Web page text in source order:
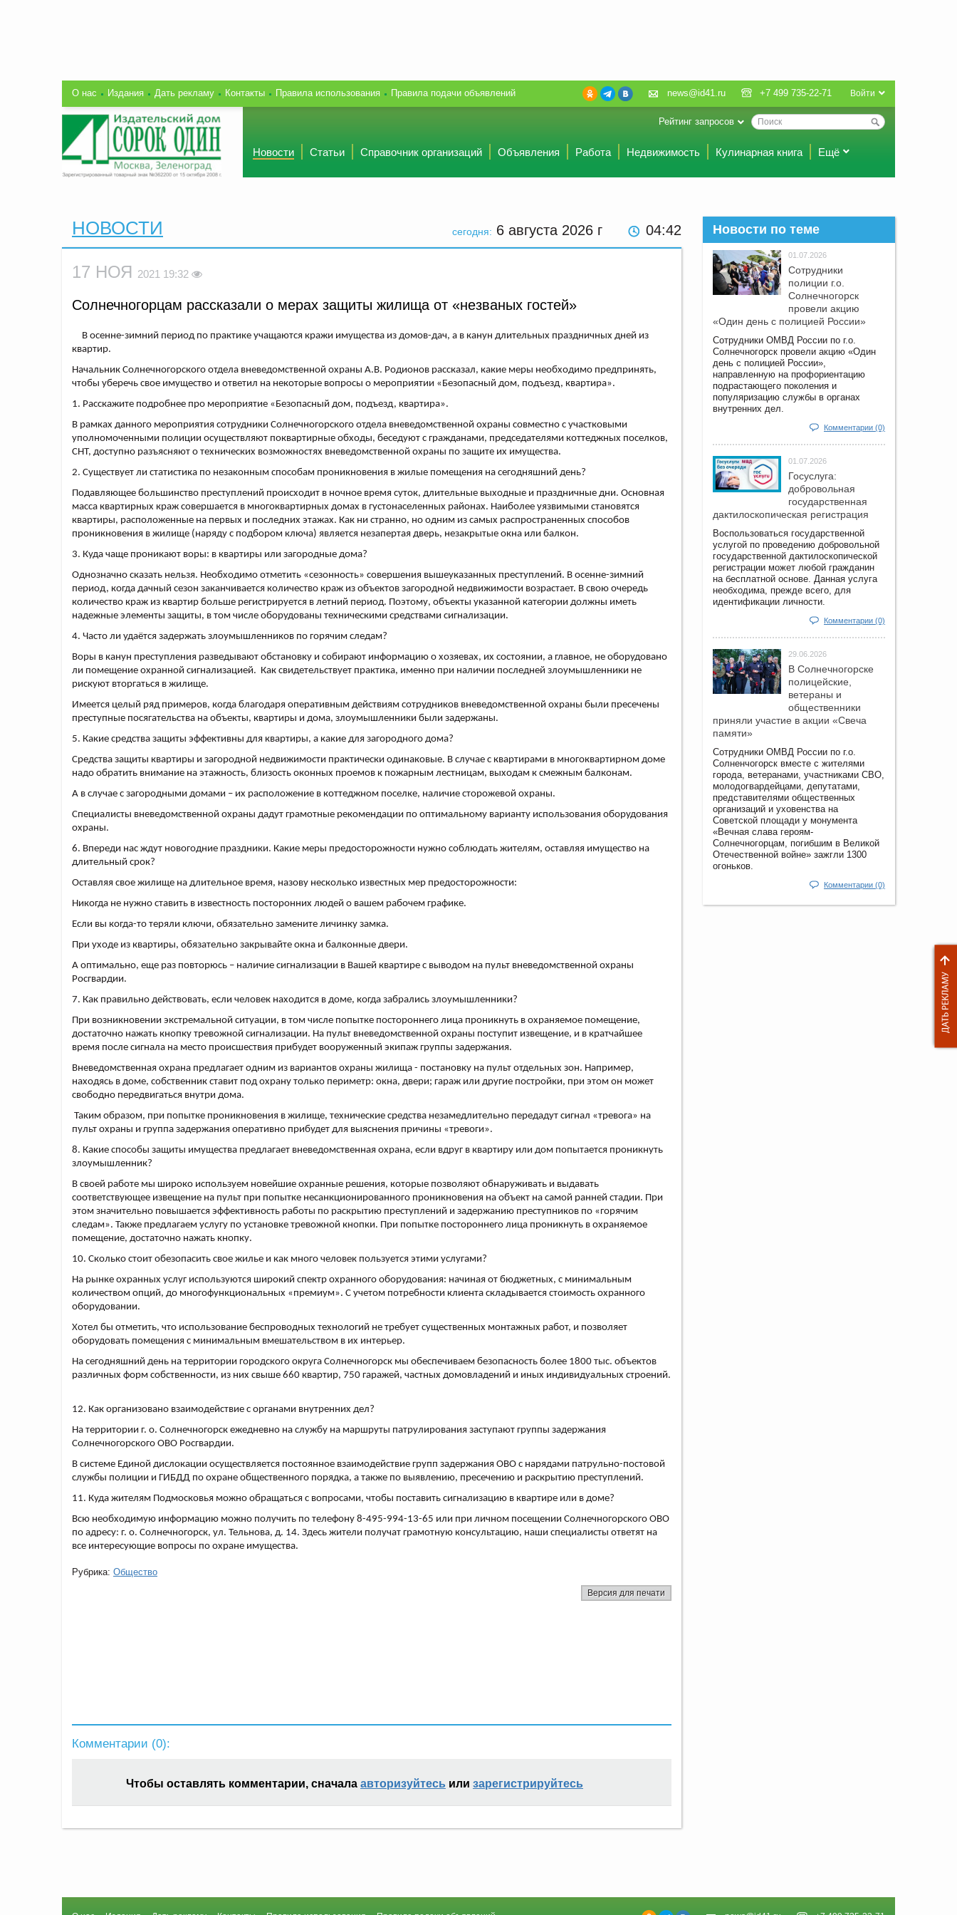
О нас Издания Дать рекламу Контакты Правила использования Правила подачи объявлений Войти
news@id41.ru +7 499 735-22-71
Рейтинг запросов
Новости Статьи Справочник организаций Объявления Работа Недвижимость Кулинарная книга Ещё
сегодня: 6 августа 2026 г 04:42
НОВОСТИ
17 НОЯ 2021 19:32
Солнечногорцам рассказали о мерах защиты жилища от «незваных гостей»
В осенне-зимний период по практике учащаются кражи имущества из домов-дач, а в канун длительных праздничных дней из
квартир.
Начальник Солнечногорского отдела вневедомственной охраны А.В. Родионов рассказал, какие меры необходимо предпринять,
чтобы уберечь свое имущество и ответил на некоторые вопросы о мероприятии «Безопасный дом, подъезд, квартира».
1. Расскажите подробнее про мероприятие «Безопасный дом, подъезд, квартира».
В рамках данного мероприятия сотрудники Солнечногорского отдела вневедомственной охраны совместно с участковыми
уполномоченными полиции осуществляют поквартирные обходы, беседуют с гражданами, председателями коттеджных поселков,
СНТ, доступно разъясняют о технических возможностях вневедомственной охраны по защите их имущества.
2. Существует ли статистика по незаконным способам проникновения в жилые помещения на сегодняшний день?
Подавляющее большинство преступлений происходит в ночное время суток, длительные выходные и праздничные дни. Основная
масса квартирных краж совершается в многоквартирных домах в густонаселенных районах. Наиболее уязвимыми становятся
квартиры, расположенные на первых и последних этажах. Как ни странно, но одним из самых распространенных способов
проникновения в жилище (наряду с подбором ключа) является незапертая дверь, незакрытые окна или балкон.
3. Куда чаще проникают воры: в квартиры или загородные дома?
Однозначно сказать нельзя. Необходимо отметить «сезонность» совершения вышеуказанных преступлений. В осенне-зимний
период, когда дачный сезон заканчивается количество краж из объектов загородной недвижимости возрастает. В свою очередь
количество краж из квартир больше регистрируется в летний период. Поэтому, объекты указанной категории должны иметь
надежные элементы защиты, в том числе оборудованы техническими средствами сигнализации.
4. Часто ли удаётся задержать злоумышленников по горячим следам?
Воры в канун преступления разведывают обстановку и собирают информацию о хозяевах, их состоянии, а главное, не оборудовано
ли помещение охранной сигнализацией. Как свидетельствует практика, именно при наличии последней злоумышленники не
рискуют вторгаться в жилище.
Имеется целый ряд примеров, когда благодаря оперативным действиям сотрудников вневедомственной охраны были пресечены
преступные посягательства на объекты, квартиры и дома, злоумышленники были задержаны.
5. Какие средства защиты эффективны для квартиры, а какие для загородного дома?
Средства защиты квартиры и загородной недвижимости практически одинаковые. В случае с квартирами в многоквартирном доме
надо обратить внимание на этажность, близость оконных проемов к пожарным лестницам, выходам к смежным балконам.
А в случае с загородными домами – их расположение в коттеджном поселке, наличие сторожевой охраны.
Специалисты вневедомственной охраны дадут грамотные рекомендации по оптимальному варианту использования оборудования
охраны.
6. Впереди нас ждут новогодние праздники. Какие меры предосторожности нужно соблюдать жителям, оставляя имущество на
длительный срок?
Оставляя свое жилище на длительное время, назову несколько известных мер предосторожности:
Никогда не нужно ставить в известность посторонних людей о вашем рабочем графике.
Если вы когда-то теряли ключи, обязательно замените личинку замка.
При уходе из квартиры, обязательно закрывайте окна и балконные двери.
А оптимально, еще раз повторюсь – наличие сигнализации в Вашей квартире с выводом на пульт вневедомственной охраны
Росгвардии.
7. Как правильно действовать, если человек находится в доме, когда забрались злоумышленники?
При возникновении экстремальной ситуации, в том числе попытке постороннего лица проникнуть в охраняемое помещение,
достаточно нажать кнопку тревожной сигнализации. На пульт вневедомственной охраны поступит извещение, и в кратчайшее
время после сигнала на место происшествия прибудет вооруженный экипаж группы задержания.
Вневедомственная охрана предлагает одним из вариантов охраны жилища - постановку на пульт отдельных зон. Например,
находясь в доме, собственник ставит под охрану только периметр: окна, двери; гараж или другие постройки, при этом он может
свободно передвигаться внутри дома.
Таким образом, при попытке проникновения в жилище, технические средства незамедлительно передадут сигнал «тревога» на
пульт охраны и группа задержания оперативно прибудет для выяснения причины «тревоги».
8. Какие способы защиты имущества предлагает вневедомственная охрана, если вдруг в квартиру или дом попытается проникнуть
злоумышленник?
В своей работе мы широко используем новейшие охранные решения, которые позволяют обнаруживать и выдавать
соответствующее извещение на пульт при попытке несанкционированного проникновения на объект на самой ранней стадии. При
этом значительно повышается эффективность работы по раскрытию преступлений и задержанию преступников по «горячим
следам». Также предлагаем услугу по установке тревожной кнопки. При попытке постороннего лица проникнуть в охраняемое
помещение, достаточно нажать кнопку.
10. Сколько стоит обезопасить свое жилье и как много человек пользуется этими услугами?
На рынке охранных услуг используются широкий спектр охранного оборудования: начиная от бюджетных, с минимальным
количеством опций, до многофункциональных «премиум». С учетом потребности клиента складывается стоимость охранного
оборудовании.
Хотел бы отметить, что использование беспроводных технологий не требует существенных монтажных работ, и позволяет
оборудовать помещения с минимальным вмешательством в их интерьер.
На сегодняшний день на территории городского округа Солнечногорск мы обеспечиваем безопасность более 1800 тыс. объектов
различных форм собственности, из них свыше 660 квартир, 750 гаражей, частных домовладений и иных индивидуальных строений.
12. Как организовано взаимодействие с органами внутренних дел?
На территории г. о. Солнечногорск ежедневно на службу на маршруты патрулирования заступают группы задержания
Солнечногорского ОВО Росгвардии.
В системе Единой дислокации осуществляется постоянное взаимодействие групп задержания ОВО с нарядами патрульно-постовой
службы полиции и ГИБДД по охране общественного порядка, а также по выявлению, пресечению и раскрытию преступлений.
11. Куда жителям Подмосковья можно обращаться с вопросами, чтобы поставить сигнализацию в квартире или в доме?
Всю необходимую информацию можно получить по телефону 8-495-994-13-65 или при личном посещении Солнечногорского ОВО
по адресу: г. о. Солнечногорск, ул. Тельнова, д. 14. Здесь жители получат грамотную консультацию, наши специалисты ответят на
все интересующие вопросы по охране имущества.
Рубрика: Общество
Версия для печати
Комментарии (0):
Чтобы оставлять комментарии, сначала авторизуйтесь или зарегистрируйтесь
Новости по теме
01.07.2026
Сотрудники
полиции г.о.
Солнечногорск
провели акцию
«Один день с полицией России»
Сотрудники ОМВД России по г.о.
Солнечногорск провели акцию «Один
день с полицией России»,
направленную на профориентацию
подрастающего поколения и
популяризацию службы в органах
внутренних дел.
Комментарии (0)
01.07.2026
Госуслуга:
добровольная
государственная
дактилоскопическая регистрация
Воспользоваться государственной
услугой по проведению добровольной
государственной дактилоскопической
регистрации может любой гражданин
на бесплатной основе. Данная услуга
необходима, прежде всего, для
идентификации личности.
Комментарии (0)
29.06.2026
В Солнечногорске
полицейские,
ветераны и
общественники
приняли участие в акции «Свеча
памяти»
Сотрудники ОМВД России по г.о.
Солненчогорск вместе с жителями
города, ветеранами, участниками СВО,
молодогвардейцами, депутатами,
представителями общественных
организаций и уховенства на
Советской площади у монумента
«Вечная слава героям-
Солнечногорцам, погибшим в Великой
Отечественной войне» зажгли 1300
огоньков.
Комментарии (0)